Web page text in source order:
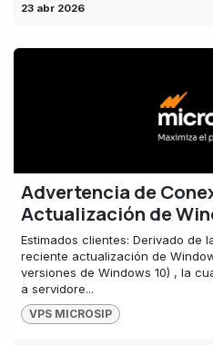
23 abr 2026
Advertencia de
Actualización de
Estimados clientes: Derivado de
reciente actualización de
versiones de Windows 10) , la
a servidore...
VPS MICROSIP